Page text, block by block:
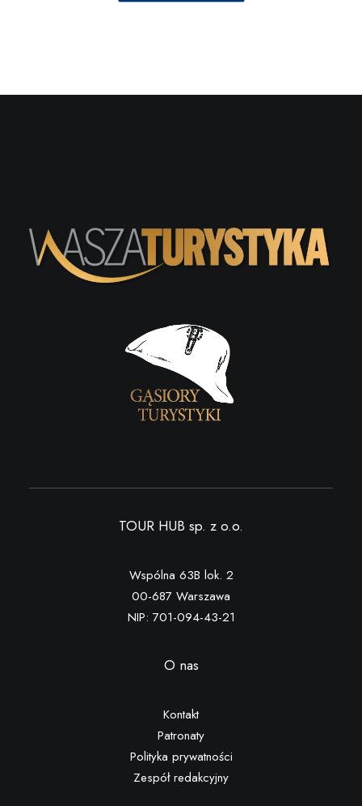
TOUR HUB sp. z o.o.
Wspólna 63B lok. 2
00-687 Warszawa
NIP: 701-094-43-21
O nas
Kontakt
Patronaty
Polityka prywatności
Zespół redakcyjny